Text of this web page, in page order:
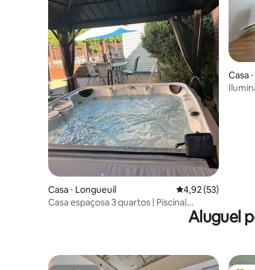
Casa ⋅ Longueuil 4,92 de uma
4,92 (53)
Casa espaçosa 3 quartos | Piscina|
Casa
Aluguel